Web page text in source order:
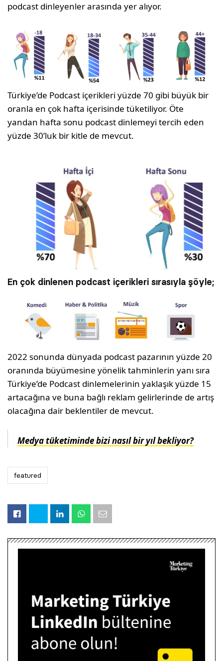
podcast dinleyenler arasında yer alıyor.
Türkiye’de Podcast içerikleri yüzde 70 gibi büyük bir
oranla en çok hafta içerisinde tüketiliyor. Öte
yandan hafta sonu podcast dinlemeyi tercih eden
yüzde 30’luk bir kitle de mevcut.
En çok dinlenen podcast içerikleri sırasıyla şöyle;
2022 sonunda dünyada podcast pazarının yüzde 20
oranında büyümesine yönelik tahminlerin yanı sıra
Türkiye’de Podcast dinlemelerinin yaklaşık yüzde 15
artacağına ve buna bağlı reklam gelirlerinde de artış
olacağına dair beklentiler de mevcut.
Medya tüketiminde bizi nasıl bir yıl bekliyor?
featured